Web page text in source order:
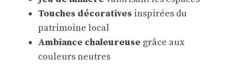
Touches décoratives inspirées du
patrimoine local
Ambiance chaleureuse grâce aux
couleurs neutres